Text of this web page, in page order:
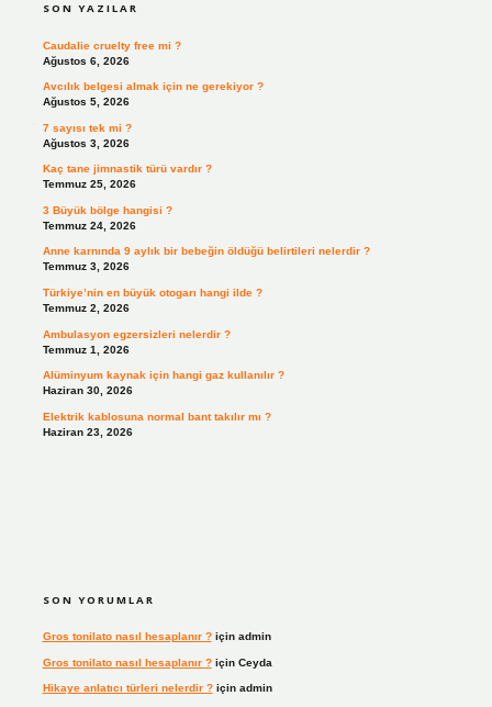
SON YAZILAR
Caudalie cruelty free mi ?
Ağustos 6, 2026
Avcılık belgesi almak için ne gerekiyor ?
Ağustos 5, 2026
7 sayısı tek mi ?
Ağustos 3, 2026
Kaç tane jimnastik türü vardır ?
Temmuz 25, 2026
3 Büyük bölge hangisi ?
Temmuz 24, 2026
Anne karnında 9 aylık bir bebeğin öldüğü belirtileri nelerdir ?
Temmuz 3, 2026
Türkiye’nin en büyük otogarı hangi ilde ?
Temmuz 2, 2026
Ambulasyon egzersizleri nelerdir ?
Temmuz 1, 2026
Alüminyum kaynak için hangi gaz kullanılır ?
Haziran 30, 2026
Elektrik kablosuna normal bant takılır mı ?
Haziran 23, 2026
SON YORUMLAR
Gros tonilato nasıl hesaplanır ?için admin
Gros tonilato nasıl hesaplanır ?için Ceyda
Hikaye anlatıcı türleri nelerdir ?için admin